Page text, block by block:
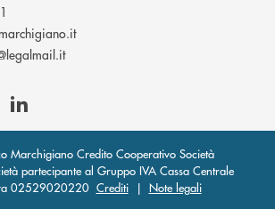
(si apre l’app di posta
(si apre l’app di posta elettronica)
Marchigiano Credito Cooperativo Società
partecipante al Gruppo IVA Cassa Centrale
02529020220 Crediti| Note legali